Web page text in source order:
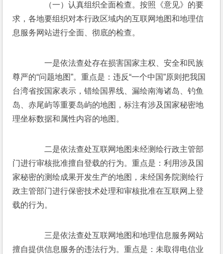
（一）认真组织全面检查。按照《意见》的要
求，各地要组织对本行政区域内的互联网地图和地理信
息服务网站进行全面、彻底的检查。
一是依法查处存在损害国家主权、安全和民族
尊严的“问题地图”。重点是：违反“一个中国”原则把我国
台湾省按国家表示，错绘国界线、漏绘南海诸岛、钓鱼
岛、赤尾屿等重要岛屿的地图，标注有涉及国家秘密地
理坐标数据和属性内容的地图。
二是依法查处互联网地图未经测绘行政主管部
门进行审核批准擅自登载的行为。重点是：利用涉及国
家秘密的测绘成果开发生产的地图，未经国务院测绘行
政主管部门进行保密技术处理和审核批准在互联网上登
载的行为。
三是依法查处互联网地图和地理信息服务网站
擅自提供信息服务的违法行为。重点是：未取得电信业